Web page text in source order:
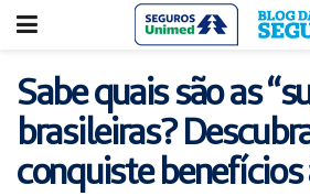
Sabe quais são as
brasileiras?
conquiste benefícios